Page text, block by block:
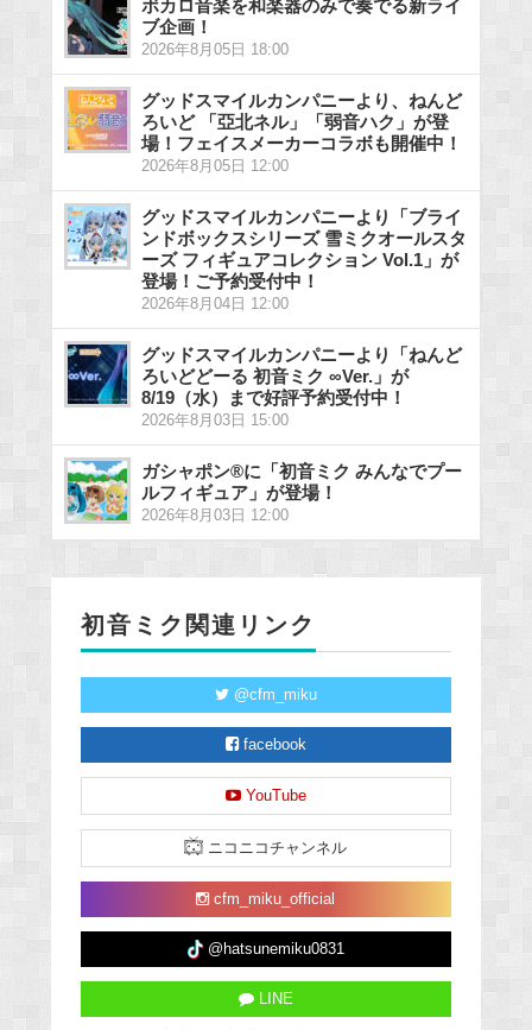
ボカロ音楽を和楽器のみで奏でる新ライ
ブ企画！
2026年8月05日 18:00
グッドスマイルカンパニーより、ねんど
ろいど 「亞北ネル」「弱音ハク」が登
場！フェイスメーカーコラボも開催中！
2026年8月05日 12:00
グッドスマイルカンパニーより「ブライ
ンドボックスシリーズ 雪ミクオールスタ
ーズ フィギュアコレクション Vol.1」が
登場！ご予約受付中！
2026年8月04日 12:00
グッドスマイルカンパニーより「ねんど
ろいどどーる 初音ミク ∞Ver.」が
8/19（水）まで好評予約受付中！
2026年8月03日 15:00
ガシャポン®に「初音ミク みんなでプー
ルフィギュア」が登場！
2026年8月03日 12:00
初音ミク関連リンク
@cfm_miku
facebook
YouTube
ニコニコチャンネル
cfm_miku_official
@hatsunemiku0831
LINE